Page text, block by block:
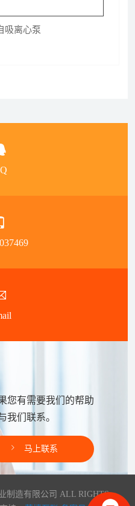
吸离心泵
您有需要我们的帮助
我们联系。
马上联系
制造有限公司 ALL RIGHTS